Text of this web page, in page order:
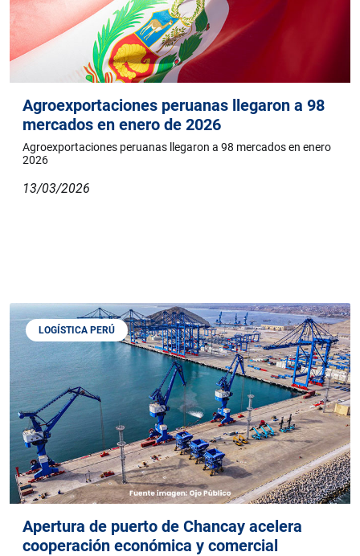
Agroexportaciones peruanas llegaron a 98
mercados en enero de 2026
Agroexportaciones peruanas llegaron a 98 mercados en enero
2026
13/03/2026
LOGÍSTICA PERÚ
Apertura de puerto de Chancay acelera
cooperación económica y comercial